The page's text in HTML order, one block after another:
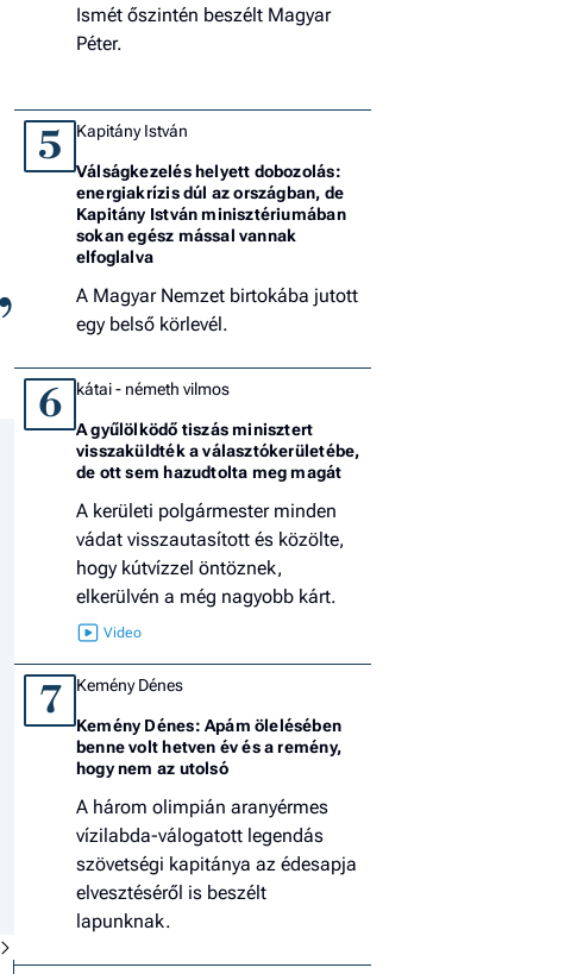
Ismét őszintén beszélt Magyar
Péter.
5 Kapitány István
Válságkezelés helyett dobozolás:
energiakrízis dúl az országban, de
Kapitány István minisztériumában
sokan egész mással vannak
elfoglalva
A Magyar Nemzet birtokába jutott
egy belső körlevél.
6 kátai - németh vilmos
A gyűlölködő tiszás minisztert
visszaküldték a választókerületébe,
de ott sem hazudtolta meg magát
A kerületi polgármester minden
vádat visszautasított és közölte,
hogy kútvízzel öntöznek,
elkerülvén a még nagyobb kárt.
7 Kemény Dénes
Kemény Dénes: Apám ölelésében
benne volt hetven év és a remény,
hogy nem az utolsó
A három olimpián aranyérmes
vízilabda-válogatott legendás
szövetségi kapitánya az édesapja
elvesztéséről is beszélt
lapunknak.